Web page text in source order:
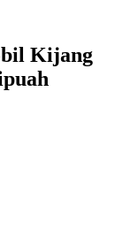
Kijang